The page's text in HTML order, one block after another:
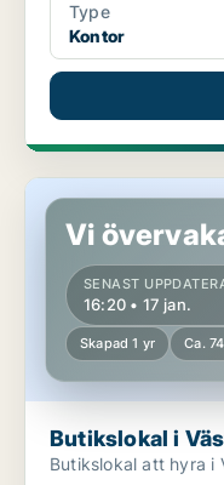
Type
Kontor
Butikslokal i Västra
Vi
SENAST
16:20 • 17 jan.
Skapad 1 yr Ca.
Butikslokal i
Butikslokal att hyra i